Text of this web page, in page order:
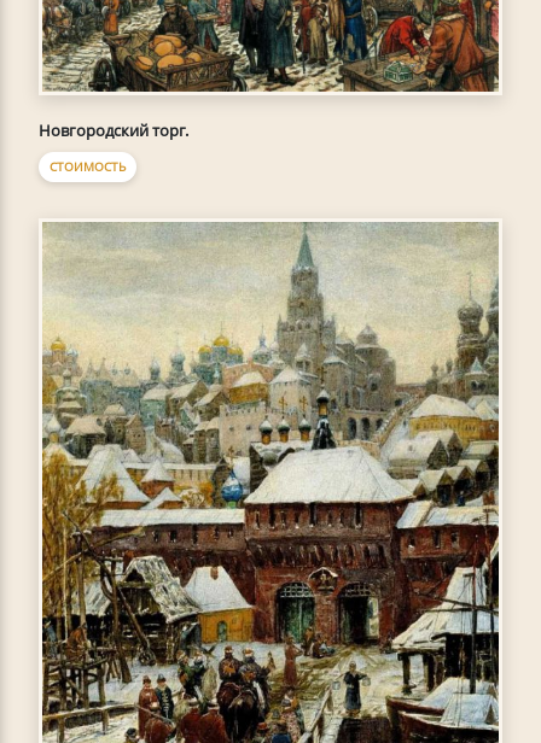
Новгородский торг.
СТОИМОСТЬ